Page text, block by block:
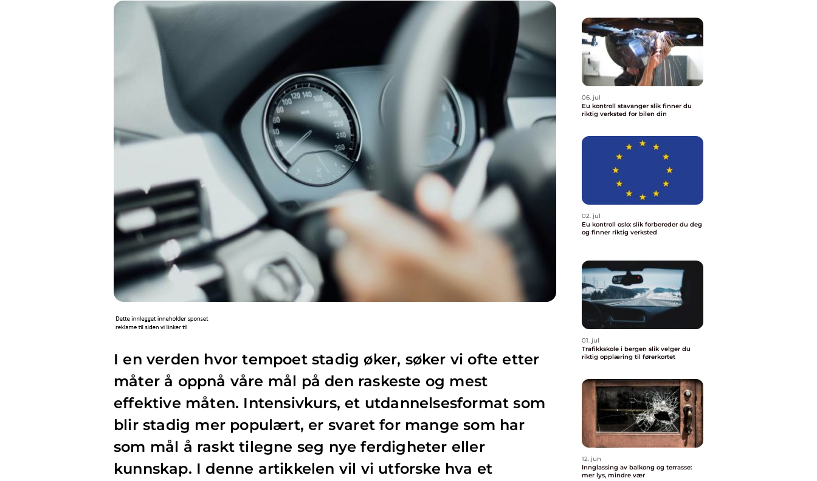
I en verden hvor tempoet stadig øker, søker vi ofte etter
måter å oppnå våre mål på den raskeste og mest
effektive måten. Intensivkurs, et utdannelsesformat som
blir stadig mer populært, er svaret for mange som har
som mål å raskt tilegne seg nye ferdigheter eller
kunnskap. I denne artikkelen vil vi utforske hva et
06. jul
Eu kontroll stavanger slik finner du
riktig verksted for bilen din
02. jul
Eu kontroll oslo: slik forbereder du deg
og finner riktig verksted
01. jul
Trafikkskole i bergen slik velger du
riktig opplæring til førerkortet
12. jun
Innglassing av balkong og terrasse:
mer lys, mindre vær